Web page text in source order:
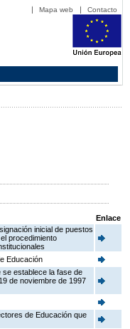
Mapa web Contacto
Enlace
inicial de puestos
procedimiento
Educación
se establece la fase de
de noviembre de 1997
de Educación que